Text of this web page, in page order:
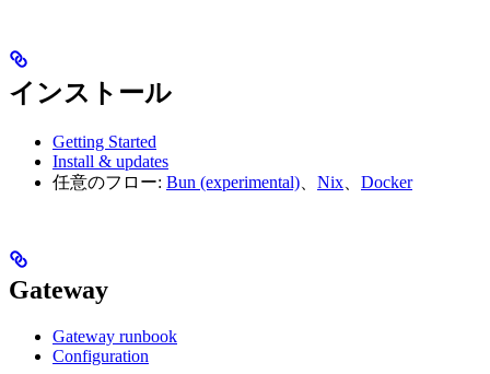
インストール
Getting Started
Install & updates
任意のフロー: Bun (experimental) Nix Docker
Gateway
Gateway runbook
Configuration